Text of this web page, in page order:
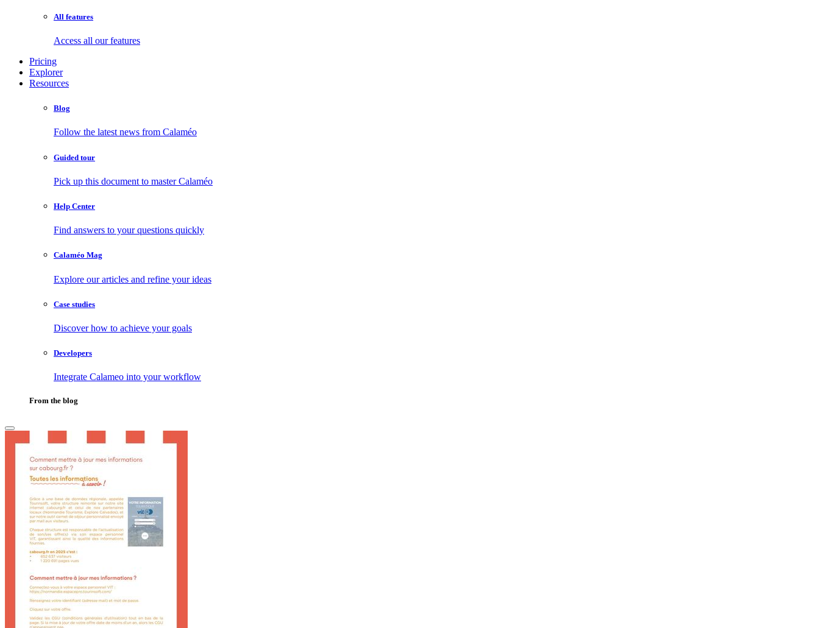
All features
Access all our features
Pricing
Explorer
Resources
Blog
Follow the latest news from Calaméo
Guided tour
Pick up this document to master Calaméo
Help Center
Find answers to your questions quickly
Calaméo Mag
Explore our articles and refine your ideas
Case studies
Discover how to achieve your goals
Developers
Integrate Calameo into your workflow
From the blog